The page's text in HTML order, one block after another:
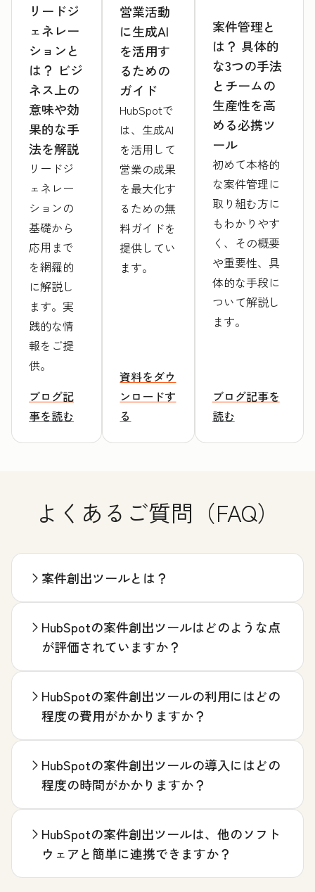
リードジ
ェネレー
ションと
は？ ビジ
ネス上の
意味や効
果的な手
法を解説
リードジ
ェネレー
ションの
基礎から
応用まで
を網羅的
に解説し
ます。実
践的な情
報をご提
供。
ブログ記
事を読む
営業活動
に生成AI
を活用す
るための
ガイド
HubSpotで
は、生成AI
を活用して
営業の成果
を最大化す
るための無
料ガイドを
提供してい
ます。
資料をダウ
ンロードす
る
案件管理と
は？ 具体的
な3つの手法
とチームの
生産性を高
める必携ツ
ール
初めて本格的
な案件管理に
取り組む方に
もわかりやす
く、その概要
や重要性、具
体的な手段に
ついて解説し
ます。
ブログ記事を
読む
よくあるご質問（FAQ）
案件創出ツールとは？
HubSpotの案件創出ツールはどのような点
が評価されていますか？
HubSpotの案件創出ツールの利用にはどの
程度の費用がかかりますか？
HubSpotの案件創出ツールの導入にはどの
程度の時間がかかりますか？
HubSpotの案件創出ツールは、他のソフト
ウェアと簡単に連携できますか？